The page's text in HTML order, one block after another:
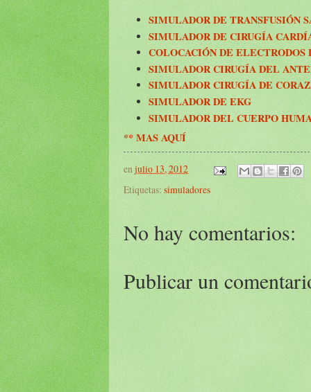
SIMULADOR DE TRANSFUSIÓN
SIMULADOR DE CIRUGÍA
COLOCACIÓN DE
SIMULADOR CIRUGÍA DEL
SIMULADOR CIRUGÍA DE
SIMULADOR DE EKG
SIMULADOR DEL CUERPO
** MAS AQUÍ
enjulio 13, 2012
Etiquetas: simuladores
No hay comentarios:
Publicar un